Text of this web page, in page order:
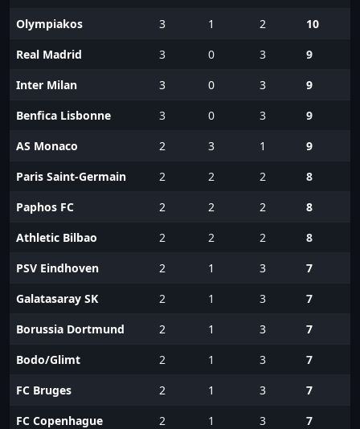
Olympiakos
3 1 2
10
Real Madrid
3 0 3
9
Inter Milan
3 0 3
9
Benfica Lisbonne
3 0 3
9
AS Monaco
2 3 1
9
Paris Saint-Germain
2 2 2
8
Paphos FC
2 2 2
8
Athletic Bilbao
2 2 2
8
PSV Eindhoven
2 1 3
7
Galatasaray SK
2 1 3
7
Borussia Dortmund
2 1 3
7
Bodo/Glimt
2 1 3
7
FC Bruges
2 1 3
7
FC Copenhague
2 1 3
7